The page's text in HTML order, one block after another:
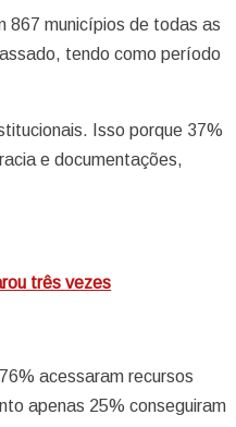
867 municípios de todas as
tendo como período
Isso porque 37%
e documentações,
três vezes
acessaram recursos
apenas 25% conseguiram